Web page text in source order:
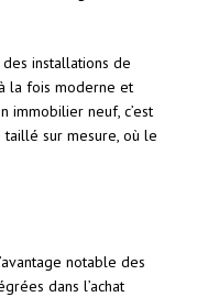
installations de
la fois moderne et
immobilier neuf, c’est
taillé sur mesure, où le
notable des
dans l’achat